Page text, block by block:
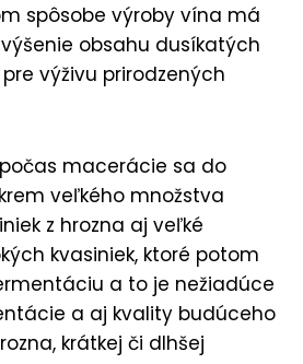
spôsobe výroby vína má
obsahu dusíkatých
výživu prirodzených
macerácie sa do
veľkého množstva
z hrozna aj veľké
kvasiniek, ktoré potom
a to je nežiadúce
a aj kvality budúceho
krátkej či dlhšej